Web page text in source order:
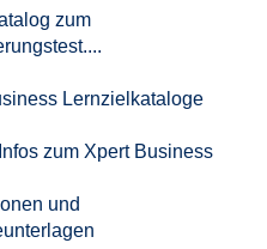
zum
Lernzielkataloge
zum Xpert Business
und